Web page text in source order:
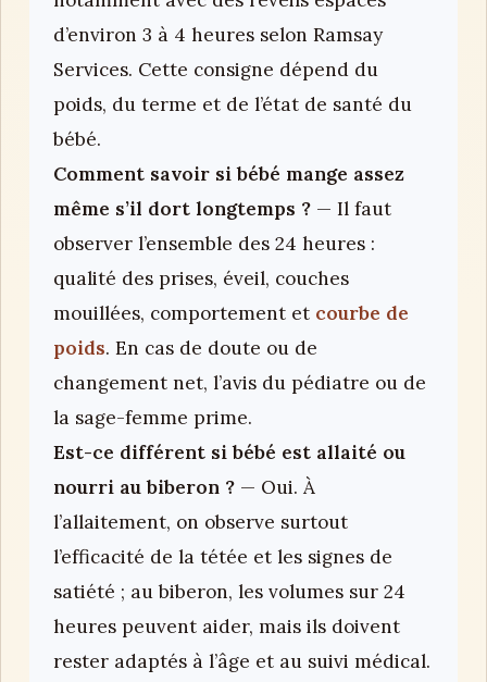
d’environ 3 à 4 heures selon Ramsay
Services. Cette consigne dépend du
poids, du terme et de l’état de santé du
bébé.
Comment savoir si bébé mange assez
même s’il dort longtemps ? — Il faut
observer l’ensemble des 24 heures :
qualité des prises, éveil, couches
mouillées, comportement et courbe de
poids. En cas de doute ou de
changement net, l’avis du pédiatre ou de
la sage-femme prime.
Est-ce différent si bébé est allaité ou
nourri au biberon ? — Oui. À
l’allaitement, on observe surtout
l’efficacité de la tétée et les signes de
satiété ; au biberon, les volumes sur 24
heures peuvent aider, mais ils doivent
rester adaptés à l’âge et au suivi médical.